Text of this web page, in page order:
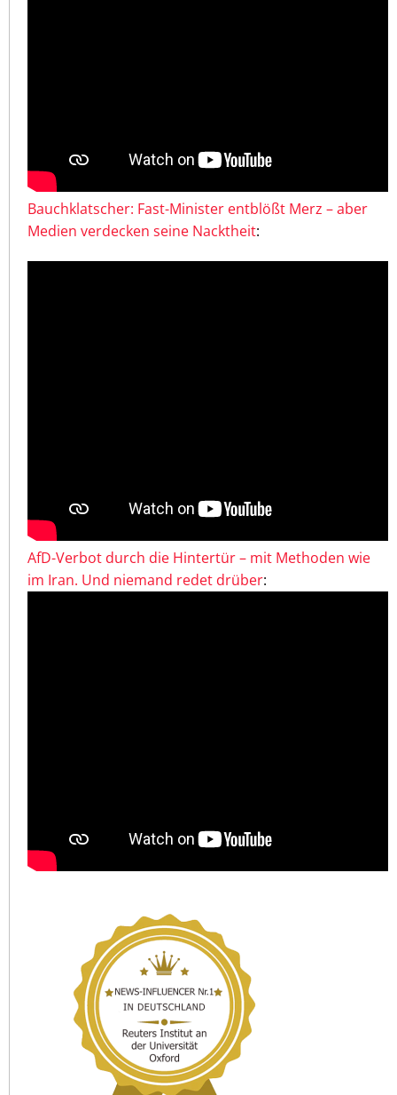
Bauchklatscher: Fast-Minister entblößt Merz – aber
Medien verdecken seine Nacktheit:
AfD-Verbot durch die Hintertür – mit Methoden wie
im Iran. Und niemand redet drüber: